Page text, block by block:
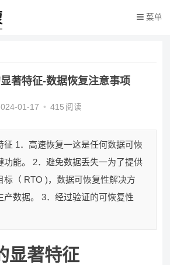
菜单
著特征-数据恢复注意事项
01-17 • 415 阅读
征 1．高速恢复一这是任何数据可恢
功能。 2．避免数据丢失一为了提供
标（ RTO )，数据可恢复性解决方
产数据。 3．经过验证的可恢复性
显著特征